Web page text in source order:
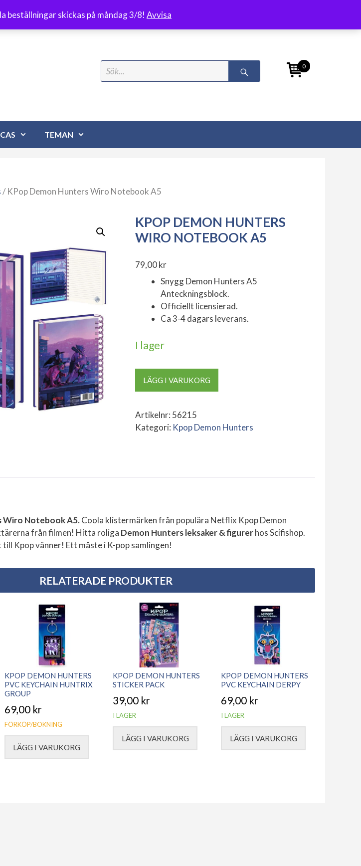
beställningar skickas på måndag 3/8! Avvisa
Search
for:
0
TEMAN
/ KPop Demon Hunters Wiro Notebook A5
KPOP DEMON HUNTERS
WIRO NOTEBOOK A5
79,00kr
Snygg Demon Hunters A5
Anteckningsblock.
Officiellt licensierad.
Ca 3-4 dagars leverans.
I lager
KPop
Wiro
Notebook
LÄGG I VARUKORG
Artikelnr: 56215
Kategori: Kpop Demon Hunters
Wiro Notebook A5.Coola klistermärken från populära Netflix Kpop Demon
från filmen! Hitta roliga Demon Hunters leksaker & figurerhos Scifishop.
Kpop vänner! Ett måste i K-pop samlingen!
RELATERADE PRODUKTER
KPOP DEMON HUNTERS
PVC KEYCHAIN HUNTRIX
GROUP
69,00 kr
FÖRKÖP/BOKNING
LÄGG I VARUKORG
KPOP DEMON HUNTERS
STICKER PACK
39,00 kr
I LAGER
LÄGG I VARUKORG
KPOP DEMON HUNTERS
PVC KEYCHAIN DERPY
69,00 kr
I LAGER
LÄGG I VARUKORG